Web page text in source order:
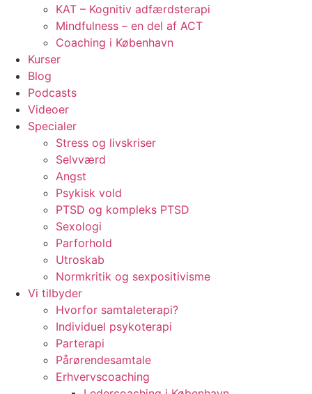
KAT – Kognitiv adfærdsterapi
Mindfulness – en del af ACT
Coaching i København
Kurser
Blog
Podcasts
Videoer
Specialer
Stress og livskriser
Selvværd
Angst
Psykisk vold
PTSD og kompleks PTSD
Sexologi
Parforhold
Utroskab
Normkritik og sexpositivisme
Vi tilbyder
Hvorfor samtaleterapi?
Individuel psykoterapi
Parterapi
Pårørendesamtale
Erhvervscoaching